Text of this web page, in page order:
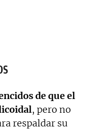
de que el
, pero no
respaldar su